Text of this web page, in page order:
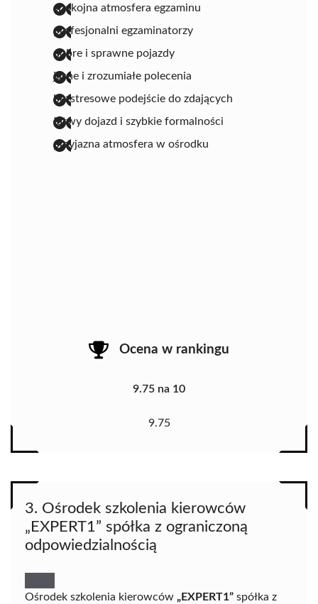
spokojna atmosfera egzaminu
profesjonalni egzaminatorzy
dobre i sprawne pojazdy
jasne i zrozumiałe polecenia
bezstresowe podejście do zdających
łatwy dojazd i szybkie formalności
przyjazna atmosfera w ośrodku
Ocena w rankingu
9.75 na 10
9.75
3. Ośrodek szkolenia kierowców
„EXPERT1” spółka z ograniczoną
odpowiedzialnością
Ośrodek szkolenia kierowców „EXPERT1” spółka z